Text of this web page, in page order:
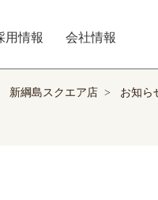
用情報 会社情報
新綱島スクエア店 > お知ら